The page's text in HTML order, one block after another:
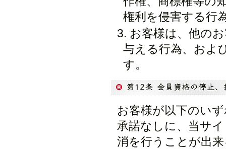
権利を侵害する行
お客様は、他の
与える行為、およ
す。
お客様が以下のい
承諾なしに、当サ
消を行うことが出